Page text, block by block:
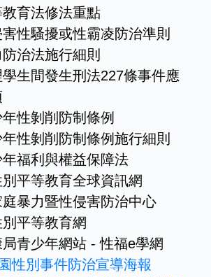
育法修法重點
性騷擾或性霸凌防治準則
治法施行細則
生間發生刑法227條事件應
性剝削防制條例
性剝削防制條例施行細則
年福利與權益保障法
平等教育全球資訊網
暴力暨性侵害防治中心
平等教育網
局青少年網站 - 性福e學網
性別事件防治宣導海報